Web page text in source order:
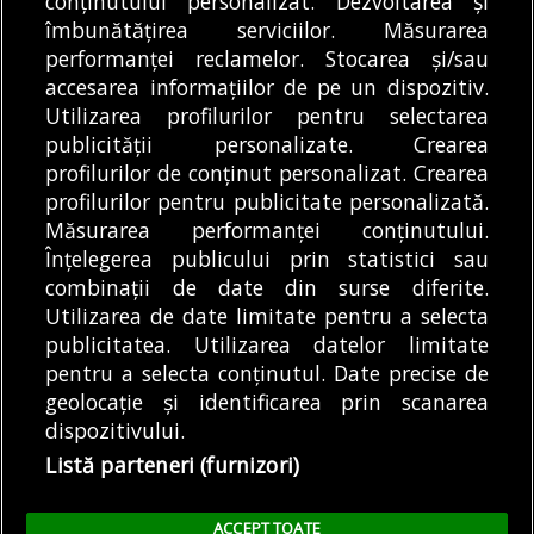
coastele Primăriei
Generale, după ce
împreună cu...
ALEXANDRU STAN 08/08/2026
transport, pune în
circulație trei trenuri
Intercity...
DEREDACȚIA BULETIN DE
BUCUREȘTI
08/08/2026
MODIFICĂ SETĂRILE COOKIES
© Copyright 2025 - Buletin de București.
Găzduit dePresslabs.com. Powered by TRS Design.
Despre
Noi
Media
Kit
Politică De
Confidențialitate
Cookie
Policy (EU)
Cookie
Policy
Tweet
Facebook
Share this selection
Tweet
îmbunătățirea serviciilor. Măsurarea
performanței reclamelor. Stocarea și/sau
accesarea informațiilor de pe un dispozitiv.
Utilizarea profilurilor pentru selectarea
publicității personalizate. Crearea
profilurilor de conținut personalizat. Crearea
profilurilor pentru publicitate personalizată.
Măsurarea performanței conținutului.
Înțelegerea publicului prin statistici sau
combinații de date din surse diferite.
Utilizarea de date limitate pentru a selecta
publicitatea. Utilizarea datelor limitate
pentru a selecta conținutul. Date precise de
geolocație și identificarea prin scanarea
dispozitivului.
Listă parteneri (furnizori)
ACCEPT TOATE